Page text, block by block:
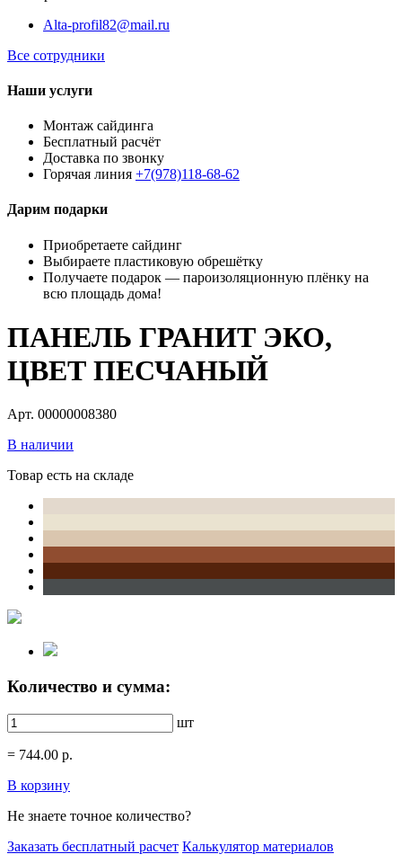
Alta-profil82@mail.ru
Все сотрудники
Наши услуги
Монтаж сайдинга
Бесплатный расчёт
Доставка по звонку
Горячая линия +7(978)118-68-62
Дарим подарки
Приобретаете сайдинг
Выбираете пластиковую обрешётку
Получаете подарок — пароизоляционную плёнку на
всю площадь дома!
ПАНЕЛЬ ГРАНИТ ЭКО,
ЦВЕТ ПЕСЧАНЫЙ
Арт. 00000008380
В наличии
Товар есть на складе
Количество и сумма:
шт
= 744.00 р.
В корзину
Не знаете точное количество?
Заказать бесплатный расчет Калькулятор материалов